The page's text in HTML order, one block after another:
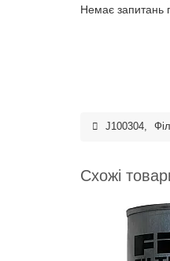
Немає запитань
J100304,
Схожі